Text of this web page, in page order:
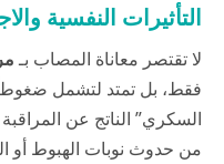
التأثيرات النفسية
لا تقتصر معاناة المصاب بـ
فقط، بل تمتد لتشمل ضغوطاً
السكري” الناتج عن
من حدوث نوبات الهبوط أو